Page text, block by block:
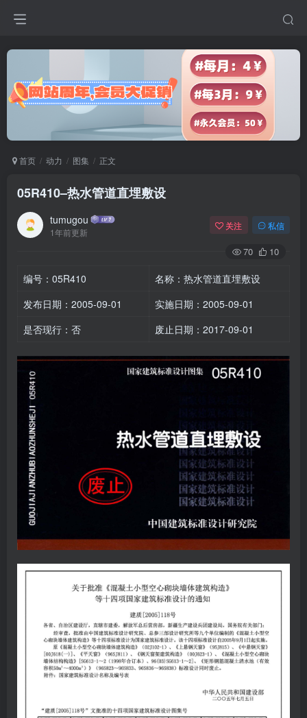
首页 动力 图集 正文
05R410–热水管道直埋敷设
tumugou
1年前更新
关注 私信
70 10
编号：05R410
名称：热水管道直埋敷设
发布日期：2005-09-01
实施日期：2005-09-01
是否现行：否
废止日期：2017-09-01